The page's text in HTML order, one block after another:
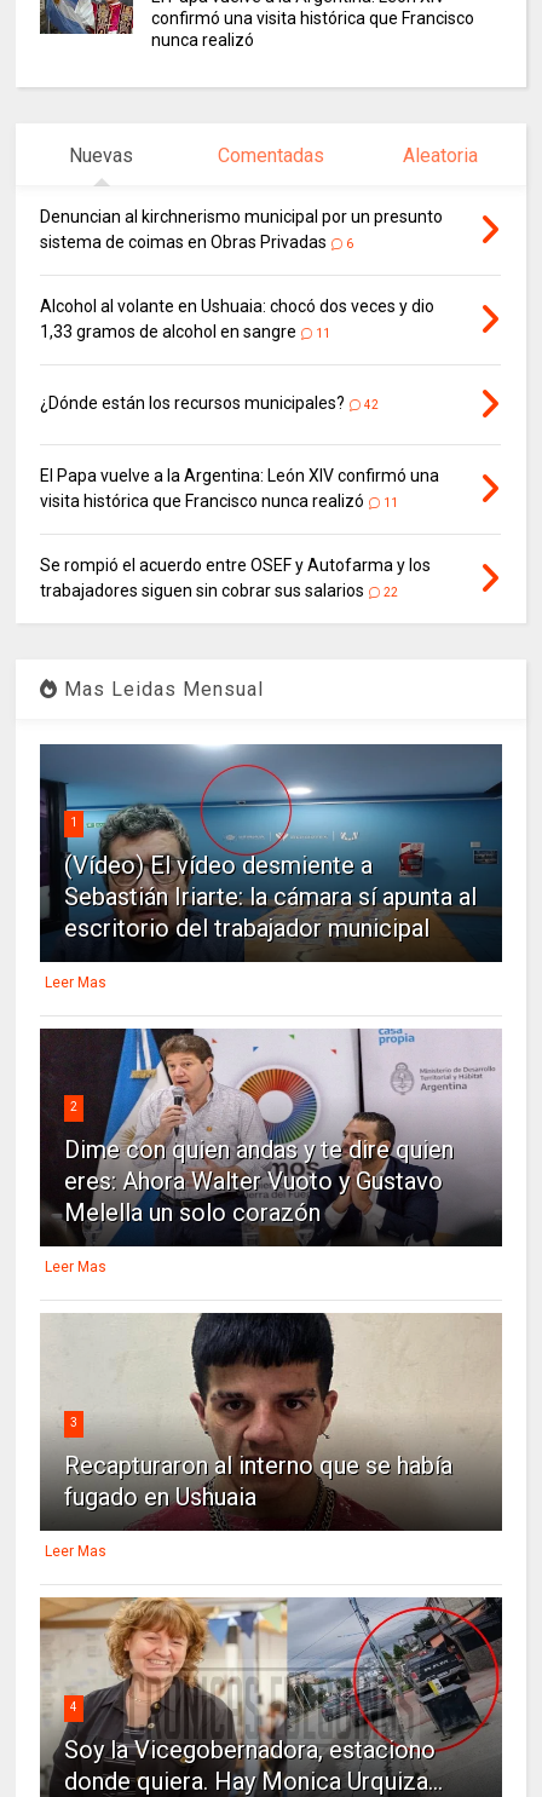
confirmó una visita histórica que Francisco
nunca realizó
Nuevas Comentadas Aleatoria
Denuncian al kirchnerismo municipal por un presunto
sistema de coimas en Obras Privadas
6
Alcohol al volante en Ushuaia: chocó dos veces y dio
1,33 gramos de alcohol en sangre
11
¿Dónde están los recursos municipales? 42
El Papa vuelve a la Argentina: León XIV confirmó una
visita histórica que Francisco nunca realizó
11
Se rompió el acuerdo entre OSEF y Autofarma y los
trabajadores siguen sin cobrar sus salarios
22
Mas Leidas Mensual
1
(Vídeo) El vídeo desmiente a
Sebastián Iriarte: la cámara sí apunta al
escritorio del trabajador municipal
Leer Mas
2
Dime con quien andas y te dire quien
eres: Ahora Walter Vuoto y Gustavo
Melella un solo corazón
Leer Mas
3
Recapturaron al interno que se había
fugado en Ushuaia
Leer Mas
4
Soy la Vicegobernadora, estaciono
donde quiera. Hay Monica Urquiza...